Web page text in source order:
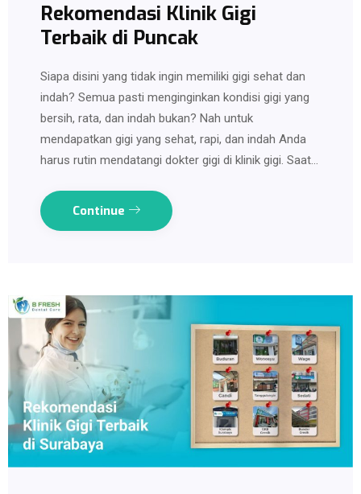
Rekomendasi Klinik Gigi
Terbaik di Puncak
Siapa disini yang tidak ingin memiliki gigi sehat dan
indah? Semua pasti menginginkan kondisi gigi yang
bersih, rata, dan indah bukan? Nah untuk
mendapatkan gigi yang sehat, rapi, dan indah Anda
harus rutin mendatangi dokter gigi di klinik gigi. Saat…
Continue